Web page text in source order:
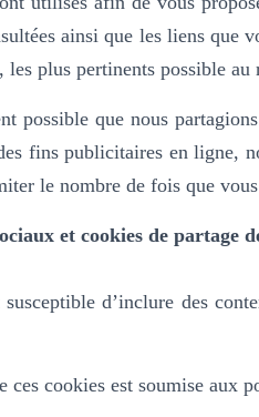
ainsi que les liens
les plus pertinents possible au
possible que nous
fins publicitaires en ligne,
le nombre de fois que
et cookies de partage
d’inclure des
ces cookies est soumise aux